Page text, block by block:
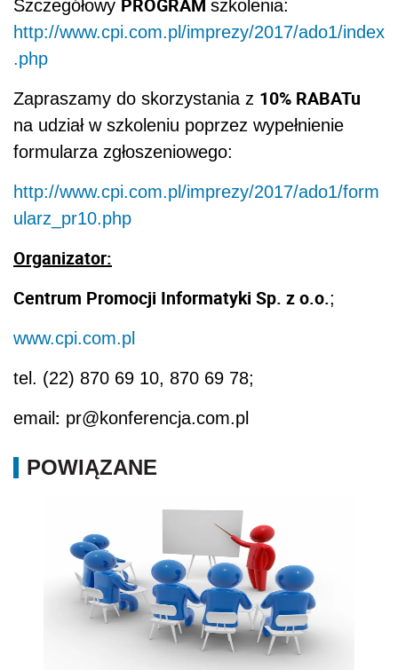
Szczegółowy
szkolenia:
http://www.cpi.com.pl/imprezy/2017/ado1/index
.php
Zapraszamy do skorzystania z 10% RABATu
na udział w szkoleniu poprzez wypełnienie
formularza zgłoszeniowego:
http://www.cpi.com.pl/imprezy/2017/ado1/form
ularz_pr10.php
Organizator:
Centrum Promocji Informatyki Sp. z o.o.;
www.cpi.com.pl
tel. (22) 870 69 10, 870 69 78;
email : pr@konferencja.com.pl
POWIĄZANE